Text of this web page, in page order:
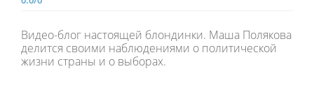
Видео-блог настоящей блондинки. Маша Полякова
делится своими наблюдениями о политической
жизни страны и о выборах.